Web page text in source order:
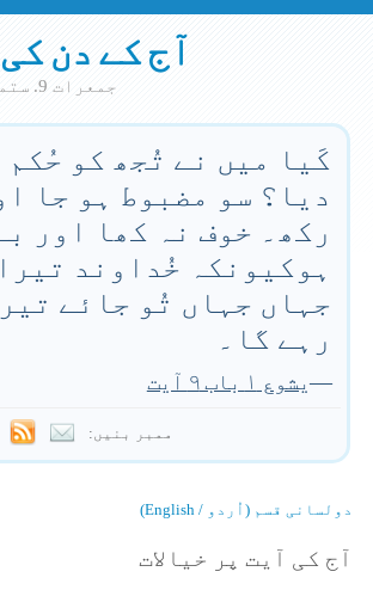
آج کے دن
جمعرات 9. ستمبر 2021
کَیا میں نے تُجھ کو حُکم
دیا؟ سو مضبوط ہو جا
رکھ۔ خوف نہ کھا اور
ہوکیونکہ خُداوند
جہاں جہاں تُو جائے
رہے گا۔
—یشوع ۱ باب ۹ آیت
ممبر بنیں:
دولسانی قسم (اُردو / English)
آج کی آیت پر خیالات